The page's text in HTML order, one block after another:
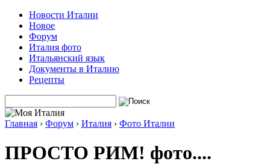
Новости Италии
Новое
Форум
Италия фото
Итальянский язык
Документы в Италию
Рецепты
Главная › Форум › Италия › Фото Италии
ПРОСТО РИМ! фото....